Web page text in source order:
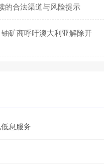
的合法渠道与风险提示
矿商呼吁澳大利亚解除开
息服务